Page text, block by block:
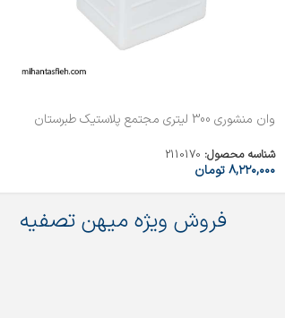
وان منشوری 300 لیتری مجتمع پلاستیک طبرستان
شناسه محصول: 2110170
۸,۲۲۰,۰۰۰تومان
فروش ویژه میهن تصفیه